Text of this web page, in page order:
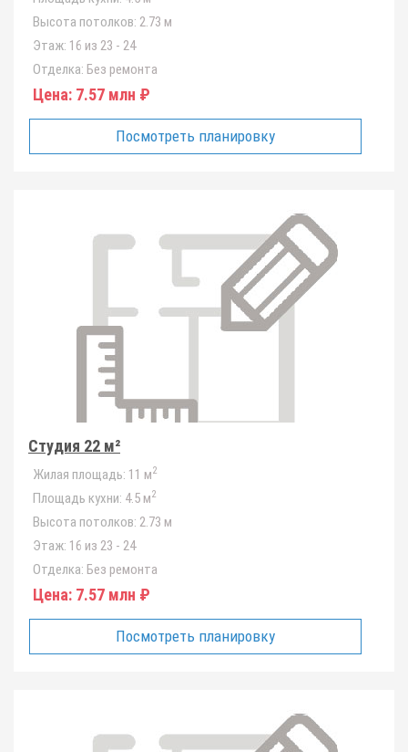
Высота потолков: 2.73 м
Этаж: 16 из 23 - 24
Отделка: Без ремонта
Цена: 7.57 млн ₽
Посмотреть планировку
Студия 22 м²
Жилая площадь: 11 м2
Площадь кухни: 4.5 м2
Высота потолков: 2.73 м
Этаж: 16 из 23 - 24
Отделка: Без ремонта
Цена: 7.57 млн ₽
Посмотреть планировку